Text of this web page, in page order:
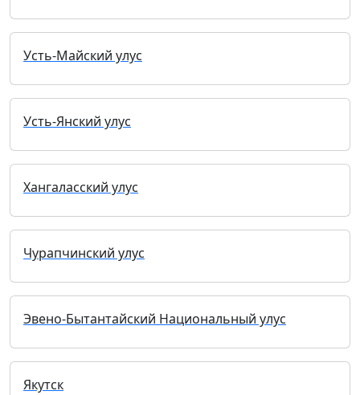
Усть-Майский улус
Усть-Янский улус
Хангаласский улус
Чурапчинский улус
Эвено-Бытантайский Национальный улус
Якутск